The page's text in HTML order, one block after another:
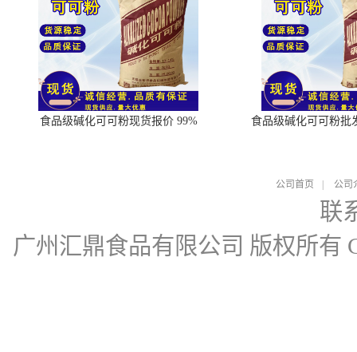
食品级碱化可可粉现货报价 99% 食品级碱化可可粉批
公司首页 公司
联
广州汇鼎食品有限公司 版权所有